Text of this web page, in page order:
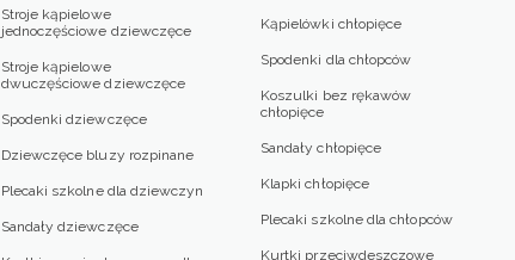
Stroje kąpielowe
jednoczęściowe dziewczęce
Stroje kąpielowe
dwuczęściowe dziewczęce
Spodenki dziewczęce
Dziewczęce bluzy rozpinane
Plecaki szkolne dla dziewczyn
Sandały dziewczęce
Kąpielówki chłopięce
Spodenki dla chłopców
Koszulki bez rękawów
chłopięce
Sandały chłopięce
Klapki chłopięce
Plecaki szkolne dla chłopców
Kurtki przeciwdeszczowe